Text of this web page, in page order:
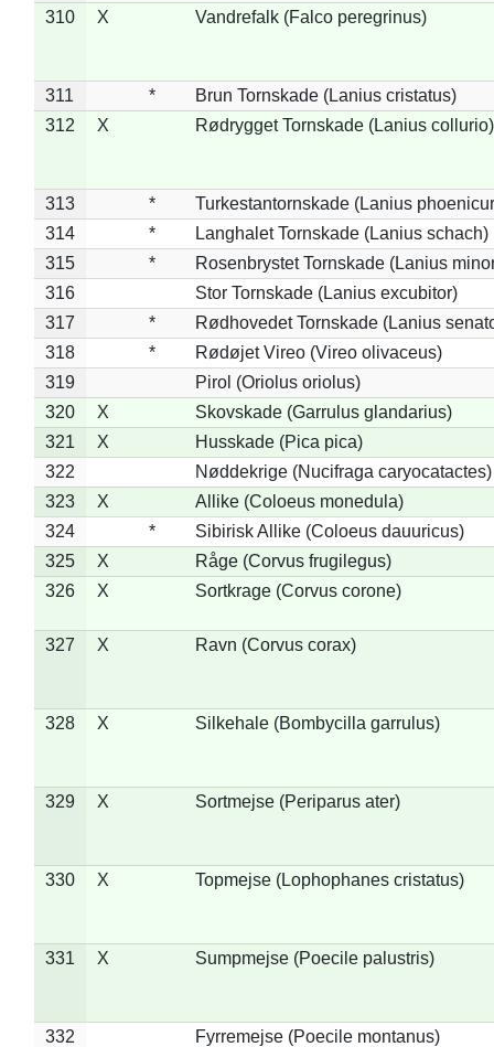
310
X Vandrefalk (Falco peregrinus)
311 *
Brun Tornskade (Lanius cristatus)
312
X Rødrygget Tornskade (Lanius collurio)
313 *
Turkestantornskade (Lanius
314
*
Langhalet Tornskade (Lanius schach)
315
*
Rosenbrystet Tornskade (Lanius
316
Stor Tornskade (Lanius excubitor)
317
*
Rødhovedet Tornskade (Lanius
318
*
Rødøjet Vireo (Vireo olivaceus)
319
Pirol (Oriolus oriolus)
320
X
Skovskade (Garrulus glandarius)
321
X
Husskade (Pica pica)
322
Nøddekrige (Nucifraga caryocatactes)
323
X
Allike (Coloeus monedula)
324
*
Sibirisk Allike (Coloeus dauuricus)
325
X
Råge (Corvus frugilegus)
326
X Sortkrage (Corvus corone)
327 X Ravn (Corvus corax)
328 X Silkehale (Bombycilla garrulus)
329 X Sortmejse (Periparus ater)
330 X Topmejse (Lophophanes cristatus)
331 X Sumpmejse (Poecile palustris)
332 Fyrremejse (Poecile montanus)